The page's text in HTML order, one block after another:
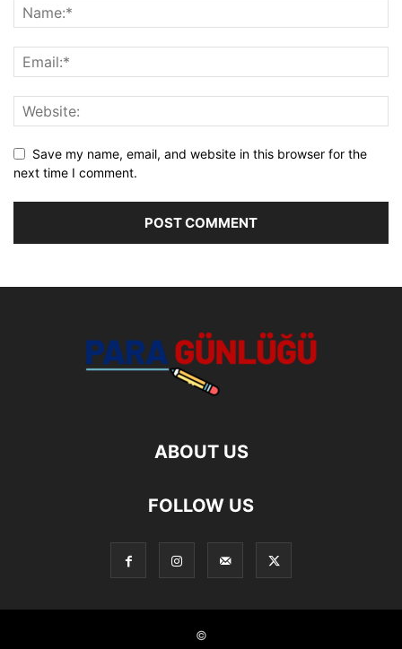
Save my name, email, and website in this browser for the
next time I comment.
ABOUT US
FOLLOW US
©